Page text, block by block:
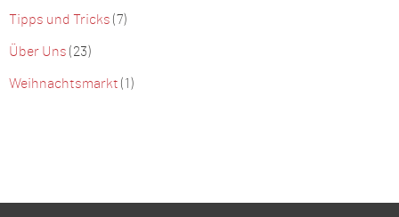
Tipps und Tricks (7)
Über Uns (23)
Weihnachtsmarkt (1)